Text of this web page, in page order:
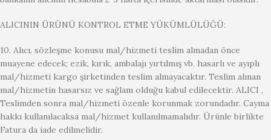
ALICININ ÜRÜNÜ KONTROL ETME YÜKÜMLÜLÜĞÜ:
10. Alıcı, sözleşme konusu mal/hizmeti teslim almadan önce
muayene edecek; ezik, kırık, ambalajı yırtılmış vb. hasarlı ve ayıplı
mal/hizmeti kargo şirketinden teslim almayacaktır. Teslim alınan
mal/hizmetin hasarsız ve sağlam olduğu kabul edilecektir. ALICI ,
Teslimden sonra mal/hizmeti özenle korunmak zorundadır. Cayma
hakkı kullanılacaksa mal/hizmet kullanılmamalıdır. Ürünle birlikte
Fatura da iade edilmelidir.